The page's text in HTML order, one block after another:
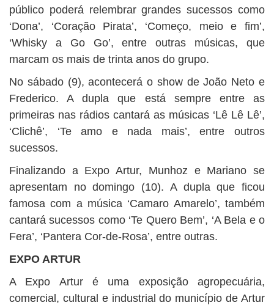
público poderá relembrar grandes sucessos como
‘Dona’, ‘Coração Pirata’, ‘Começo, meio e fim’,
‘Whisky a Go Go’, entre outras músicas, que
marcam os mais de trinta anos do grupo.
No sábado (9), acontecerá o show de João Neto e
Frederico. A dupla que está sempre entre as
primeiras nas rádios cantará as músicas ‘Lê Lê Lê’,
‘Clichê’, ‘Te amo e nada mais’, entre outros
sucessos.
Finalizando a Expo Artur, Munhoz e Mariano se
apresentam no domingo (10). A dupla que ficou
famosa com a música ‘Camaro Amarelo’, também
cantará sucessos como ‘Te Quero Bem’, ‘A Bela e o
Fera’, ‘Pantera Cor-de-Rosa’, entre outras.
EXPO ARTUR
A Expo Artur é uma exposição agropecuária,
comercial, cultural e industrial do município de Artur